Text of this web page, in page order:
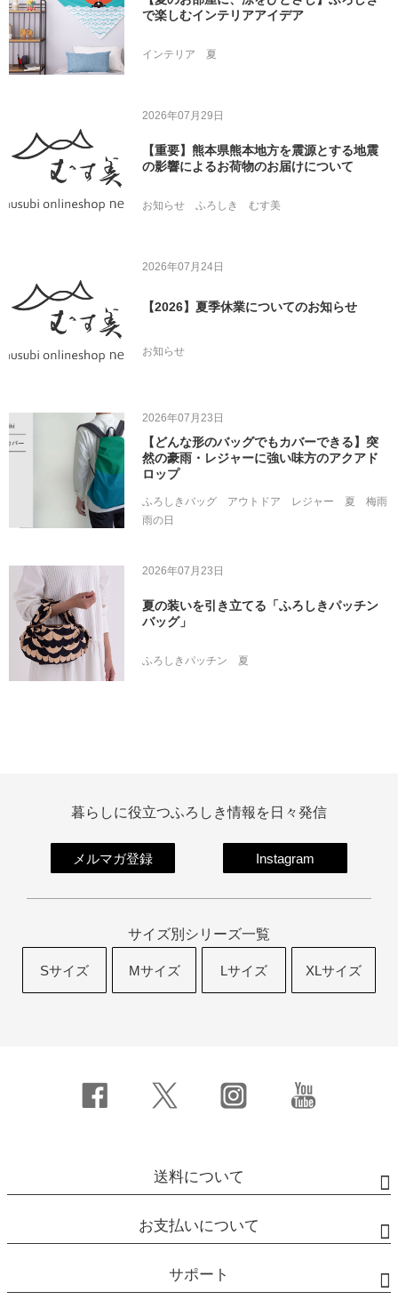
で楽しむインテリアアイデア
インテリア 夏
2026年07月29日
【重要】熊本県熊本地方を震源とする地震
の影響によるお荷物のお届けについて
お知らせ ふろしき むす美
2026年07月24日
【2026】夏季休業についてのお知らせ
お知らせ
2026年07月23日
【どんな形のバッグでもカバーできる】突
然の豪雨・レジャーに強い味方のアクアド
ロップ
ふろしきバッグ アウトドア レジャー 夏
梅雨
雨の日
2026年07月23日
夏の装いを引き立てる「ふろしきパッチン
バッグ」
ふろしきパッチン 夏
暮らしに役立つふろしき情報を日々発信
メルマガ登録 Instagram
サイズ別シリーズ一覧
Sサイズ Mサイズ Lサイズ XLサイズ
送料について
お支払いについて
サポート